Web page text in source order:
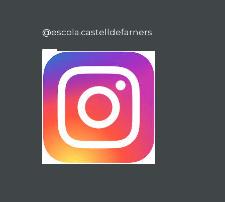
@escola.castelldefarners